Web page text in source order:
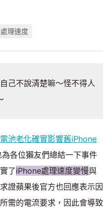
理速度
己不說清楚嘛～怪不得人
電池老化確實影響舊iPhone
為各位獺友們總結一下事件
了iPhone處理速度變慢與
證蘋果後官方也回應表示因
需的電流要求，因此會導致